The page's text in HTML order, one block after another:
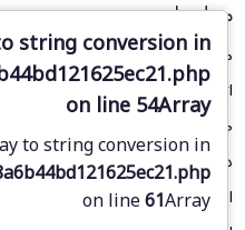
معلومات
من نحن
اتصل بنا
طلب تصميم
دليل المقاسات
المدونة
string conversion in
on line54Array
to string conversion in
on line61Array